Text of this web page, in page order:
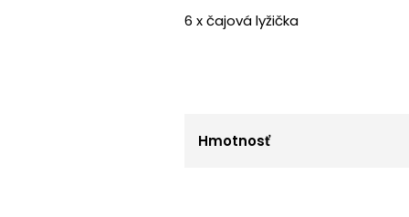
6 x čajová lyžička
Hmotnosť